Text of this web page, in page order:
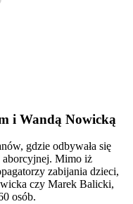
i Wandą Nowicką
gdzie odbywała się
aborcyjnej. Mimo iż
zabijania dzieci,
czy Marek Balicki,
osób.